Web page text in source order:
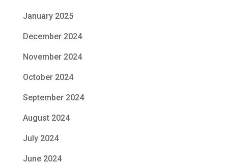
January 2025
December 2024
November 2024
October 2024
September 2024
August 2024
July 2024
June 2024